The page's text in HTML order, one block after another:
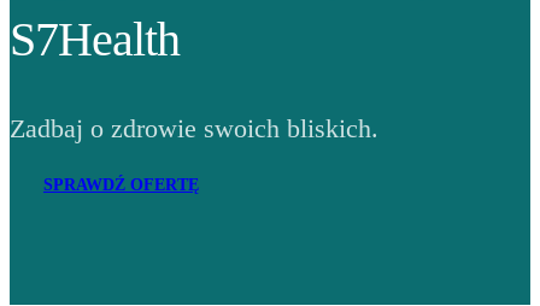
S7Health
Zadbaj o zdrowie swoich bliskich.
SPRAWDŹ OFERTĘ